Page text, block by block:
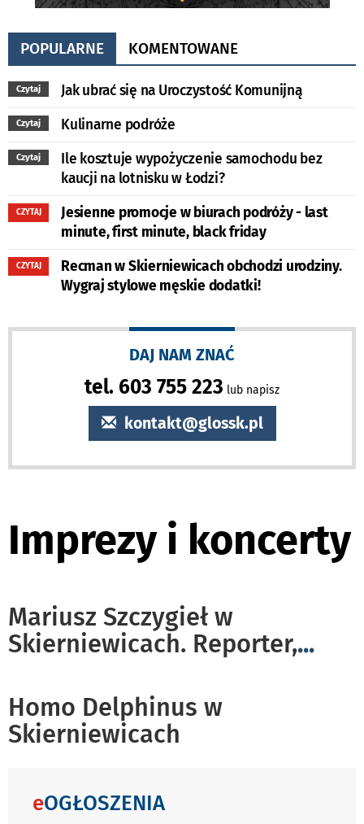
POPULARNE KOMENTOWANE
Czytaj Jak ubrać się na Uroczystość Komunijną
Czytaj Kulinarne podróże
Czytaj
Ile kosztuje wypożyczenie samochodu bez
kaucji na lotnisku w Łodzi?
CZYTAJ
Jesienne promocje w biurach podróży - last
minute, first minute, black friday
CZYTAJ
Recman w Skierniewicach obchodzi urodziny.
Wygraj stylowe męskie dodatki!
DAJ NAM ZNAĆ
tel. 603 755 223 lub napisz
kontakt@glossk.pl
Imprezy i koncerty
Mariusz Szczygieł w
Skierniewicach. Reporter,...
Homo Delphinus w
Skierniewicach
eOGŁOSZENIA